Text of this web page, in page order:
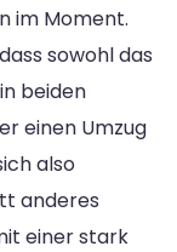
im Moment.
sowohl das
beiden
einen Umzug
also
anderes
einer stark